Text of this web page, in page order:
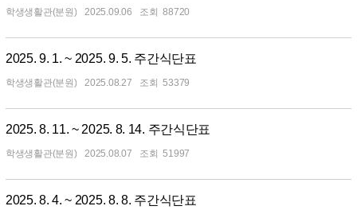
학생생활관(분원) 2025.09.06 88720
2025. 9. 1. ~ 2025. 9. 5. 주간식단표
학생생활관(분원) 2025.08.27 53379
2025. 8. 11. ~ 2025. 8. 14. 주간식단표
학생생활관(분원) 2025.08.07 51997
2025. 8. 4. ~ 2025. 8. 8. 주간식단표